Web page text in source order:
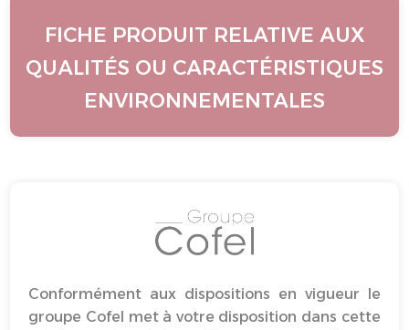
FICHE PRODUIT RELATIVE AUX
QUALITÉS OU CARACTÉRISTIQUES
ENVIRONNEMENTALES
Conformément aux dispositions en vigueur le
groupe Cofel met à votre disposition dans cette